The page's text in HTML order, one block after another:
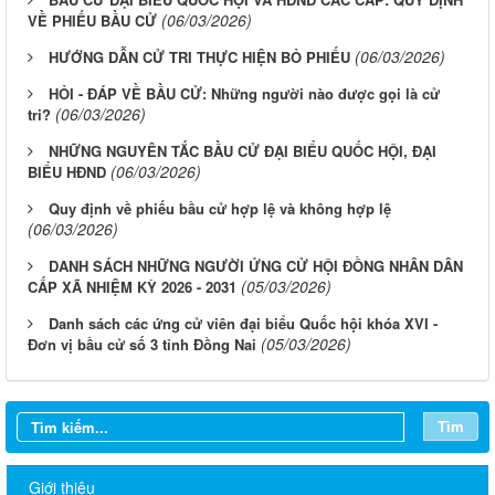
VỀ PHIẾU BẦU CỬ (06/03/2026)
HƯỚNG DẪN CỬ TRI THỰC HIỆN BỎ PHIẾU (06/03/2026)
HỎI - ĐÁP VỀ BẦU CỬ: Những người nào được gọi là cử
tri? (06/03/2026)
NHỮNG NGUYÊN TẮC BẦU CỬ ĐẠI BIỂU QUỐC HỘI, ĐẠI
BIỂU HĐND (06/03/2026)
Quy định về phiếu bầu cử hợp lệ và không hợp lệ
(06/03/2026)
DANH SÁCH NHỮNG NGƯỜI ỨNG CỬ HỘI ĐỒNG NHÂN DÂN
CẤP XÃ NHIỆM KỲ 2026 - 2031 (05/03/2026)
Danh sách các ứng cử viên đại biểu Quốc hội khóa XVI -
Đơn vị bầu cử số 3 tỉnh Đồng Nai (05/03/2026)
Tìm
Giới thiệu